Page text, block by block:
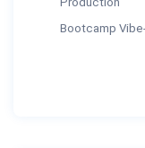
Bootcamp